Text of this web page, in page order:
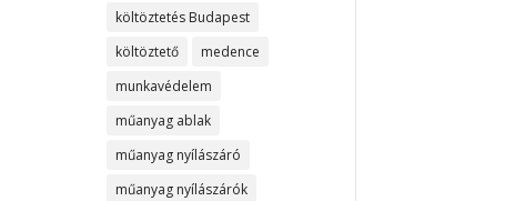
költöztetés Budapest
költöztető
medence
munkavédelem
műanyag ablak
műanyag nyílászáró
műanyag nyílászárók